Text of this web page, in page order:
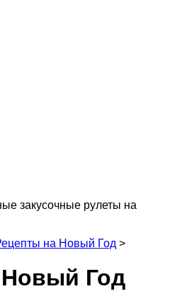
на Новый Год >
Новый Год